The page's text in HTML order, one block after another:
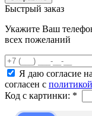
Быстрый заказ
Укажите Ваш
всех пожеланий
Я даю согласие
согласен с
Код с картинки: *